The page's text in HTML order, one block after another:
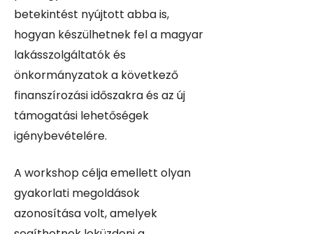
betekintést nyújtott abba is,
hogyan készülhetnek fel a magyar
lakásszolgáltatók és
önkormányzatok a következő
finanszírozási időszakra és az új
támogatási lehetőségek
igénybevételére.
A workshop célja emellett olyan
gyakorlati megoldások
azonosítása volt, amelyek